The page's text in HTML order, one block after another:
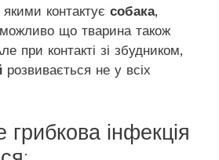
контактує собака,
можливо що тварина також
при контакті зі збудником,
розвивається не у всіх
грибкова інфекція